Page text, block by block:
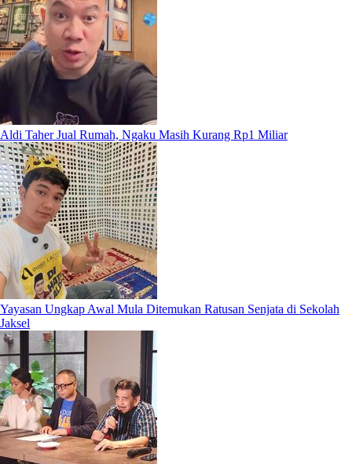
Aldi Taher Jual Rumah, Ngaku Masih Kurang Rp1 Miliar
Yayasan Ungkap Awal Mula Ditemukan Ratusan Senjata di Sekolah
Jaksel